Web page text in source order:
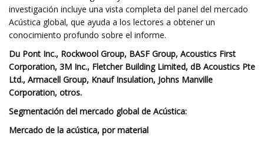
investigación incluye una vista completa del panel del mercado
Acústica global, que ayuda a los lectores a obtener un
conocimiento profundo sobre el informe.
Du Pont Inc., Rockwool Group, BASF Group, Acoustics First
Corporation, 3M Inc., Fletcher Building Limited, dB Acoustics Pte
Ltd., Armacell Group, Knauf Insulation, Johns Manville
Corporation, otros.
Segmentación del mercado global de Acústica:
Mercado de la acústica, por material